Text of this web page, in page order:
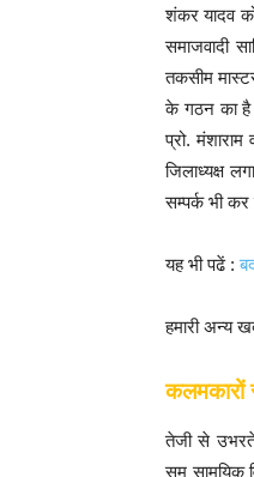
शंकर यादव को
समाजवादी
तकसीम
के गठन का है।
प्रो.
जिलाध्यक्ष
सम्पर्क भी कर
यह भी पढें :
हमारी अन्य
कलमकारों
तेजी से
सम सामयिक